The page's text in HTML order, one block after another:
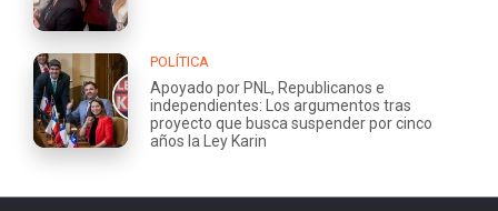
POLÍTICA
Apoyado por PNL, Republicanos e
independientes: Los argumentos tras
proyecto que busca suspender por cinco
años la Ley Karin